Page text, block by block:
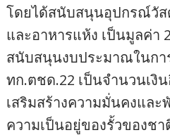
โดยได้สนับสนุนอุปกรณ์วัส
และอาหารแห้ง เป็นมูลค่า
สนับสนุนงบประมาณในกา
ทก.ตชด.22 เป็นจำนวนเงิ
เสริมสร้างความมั่นคงแล
ความเป็นอยู่ของรั้วของช